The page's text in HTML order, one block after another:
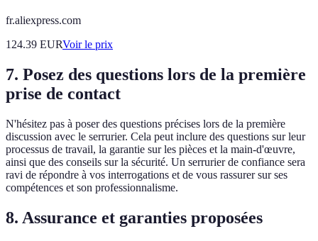
fr.aliexpress.com
124.39 EURVoir le prix
7. Posez des questions lors de la première
prise de contact
N'hésitez pas à poser des questions précises lors de la première
discussion avec le serrurier. Cela peut inclure des questions sur leur
processus de travail, la garantie sur les pièces et la main-d'œuvre,
ainsi que des conseils sur la sécurité. Un serrurier de confiance sera
ravi de répondre à vos interrogations et de vous rassurer sur ses
compétences et son professionnalisme.
8. Assurance et garanties proposées